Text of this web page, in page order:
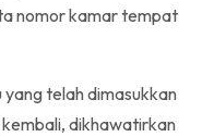
nomor kamar tempat
yang telah dimasukkan
dikhawatirkan